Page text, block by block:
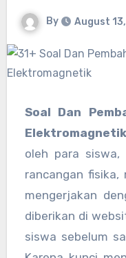
By August
Soal Dan Pembahasan Fisika Gelombang
Elektromagnetik
oleh para siswa,
rancangan fisika,
mengerjakan
diberikan di
siswa sebelum